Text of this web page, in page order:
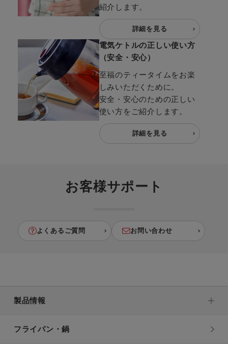
紹介します。
詳細を見る
電気ケトルの正しい使い方
（安全・安心）
至福のティータイムをお楽
しみいただくために。
安全・安心のための正しい
使い方をご紹介します。
詳細を見る
お客様サポート
よくあるご質問 お問い合わせ
製品情報
フライパン・鍋